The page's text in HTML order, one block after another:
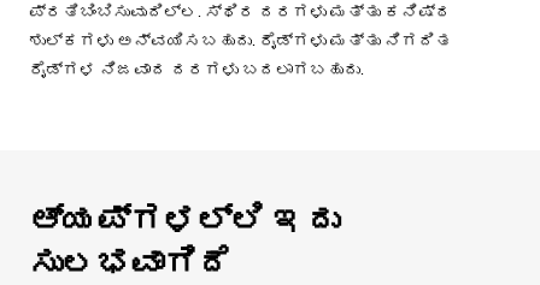
ಪ್ರತಿಬಿಂಬಿಸುವುದಿಲ್ಲ. ಸ್ಥಿರ ದರಗಳು ಮತ್ತು ಕನಿಷ್ಠ
ಶುಲ್ಕಗಳು ಅನ್ವಯಿಸಬಹುದು. ರೈಡ್‌ಗಳು ಮತ್ತು ನಿಗದಿತ
ರೈಡ್‌ಗಳ ನಿಜವಾದ ದರಗಳು ಬದಲಾಗಬಹುದು.
ಆ್ಯಪ್‌‌ಗಳಲ್ಲಿ ಇದು
ಸುಲಭವಾಗಿದೆ